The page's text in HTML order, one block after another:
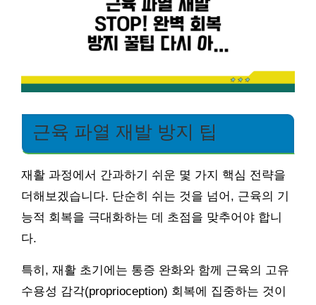
근육 파열 재발 방지 팁
재활 과정에서 간과하기 쉬운 몇 가지 핵심 전략을
더해보겠습니다. 단순히 쉬는 것을 넘어, 근육의 기
능적 회복을 극대화하는 데 초점을 맞추어야 합니
다.
특히, 재활 초기에는 통증 완화와 함께 근육의 고유
수용성 감각(proprioception) 회복에 집중하는 것이